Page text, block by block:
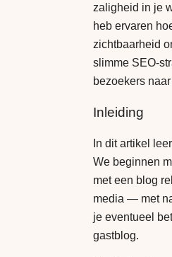
zaligheid in je
heb ervaren
zichtbaarheid
slimme SEO-
bezoekers
Inleiding
In dit artikel
We beginnen
met een blog
media — met
je eventueel
gastblog.